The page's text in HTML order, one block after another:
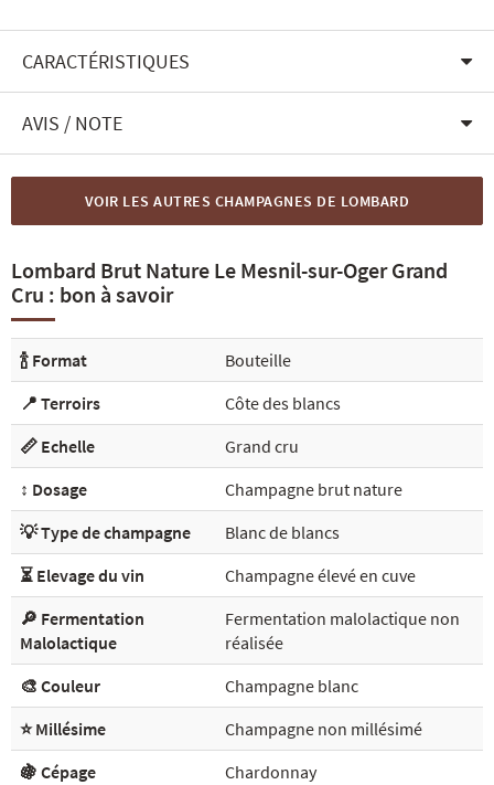
CARACTÉRISTIQUES
AVIS / NOTE
VOIR LES AUTRES CHAMPAGNES DE LOMBARD
Lombard Brut Nature Le Mesnil-sur-Oger Grand
Cru : bon à savoir
🍾 Format
Bouteille
📍 Terroirs
Côte des blancs
📏 Echelle
Grand cru
↕️ Dosage
Champagne brut nature
💡 Type de champagne
Blanc de blancs
⏳ Elevage du vin
Champagne élevé en cuve
🔎 Fermentation
Malolactique
Fermentation malolactique non
réalisée
🎨 Couleur
Champagne blanc
⭐ Millésime
Champagne non millésimé
🍇 Cépage
Chardonnay